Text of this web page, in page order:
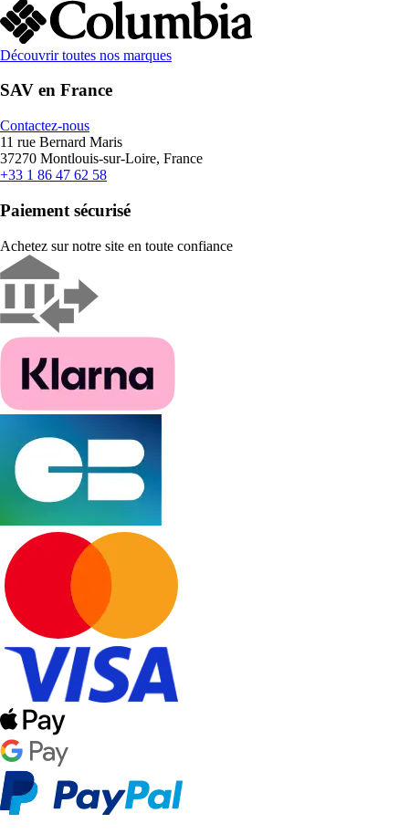
Découvrir toutes nos marques
SAV en France
Contactez-nous
11 rue Bernard Maris
37270 Montlouis-sur-Loire, France
+33 1 86 47 62 58
Paiement sécurisé
Achetez sur notre site en toute confiance